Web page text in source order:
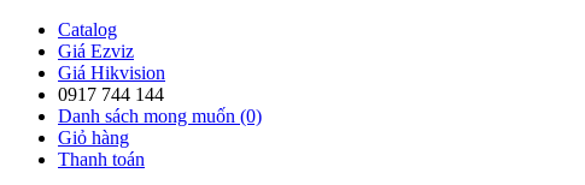
Catalog
Giá Ezviz
Giá Hikvision
0917 744 144
Danh sách mong muốn (0)
Giỏ hàng
Thanh toán